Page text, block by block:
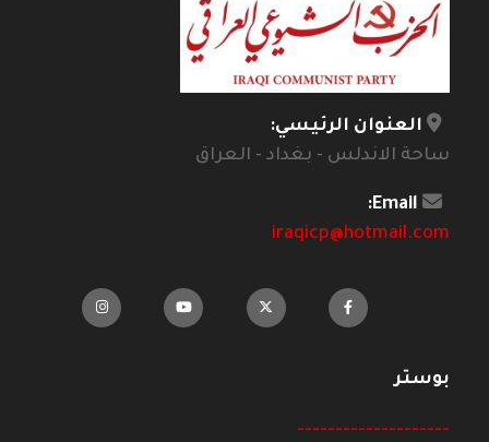
العنوان الرئيسي:
ساحة الاندلس - بغداد - العراق
Email:
iraqicp@hotmail.com
بوستر
--------------------